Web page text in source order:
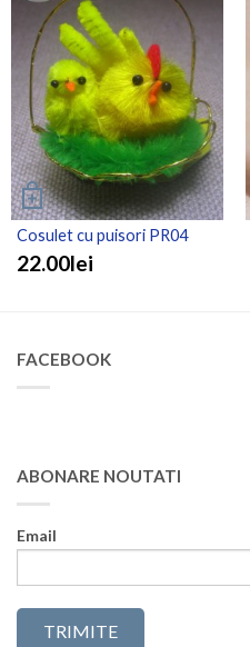
Cosulet cu puisori PR04
22.00lei
FACEBOOK
ABONARE NOUTATI
Email